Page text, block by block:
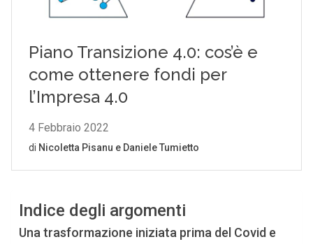
Indice degli argomenti
Una trasformazione iniziata prima del Covid e